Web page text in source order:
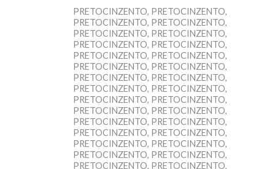
PRETOCINZENTO, PRETOCINZENTO,
PRETOCINZENTO, PRETOCINZENTO,
PRETOCINZENTO, PRETOCINZENTO,
PRETOCINZENTO, PRETOCINZENTO,
PRETOCINZENTO, PRETOCINZENTO,
PRETOCINZENTO, PRETOCINZENTO,
PRETOCINZENTO, PRETOCINZENTO,
PRETOCINZENTO, PRETOCINZENTO,
PRETOCINZENTO, PRETOCINZENTO,
PRETOCINZENTO, PRETOCINZENTO,
PRETOCINZENTO, PRETOCINZENTO,
PRETOCINZENTO, PRETOCINZENTO,
PRETOCINZENTO, PRETOCINZENTO,
PRETOCINZENTO, PRETOCINZENTO,
PRETOCINZENTO, PRETOCINZENTO,